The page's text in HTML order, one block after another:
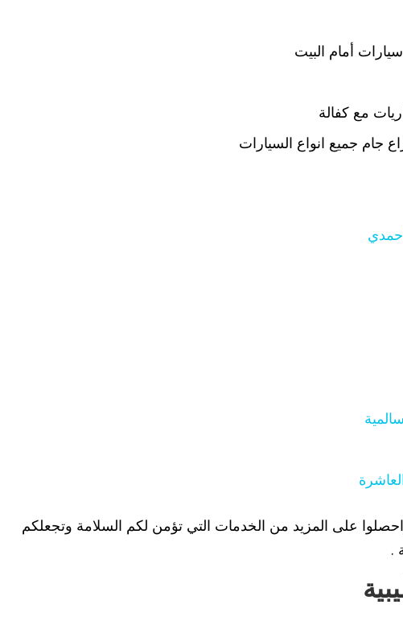
أمام البيت
مع كفالة
جام جميع انواع السيارات
على المزيد من الخدمات التي تؤمن لكم السلامة وتجعلكم
.